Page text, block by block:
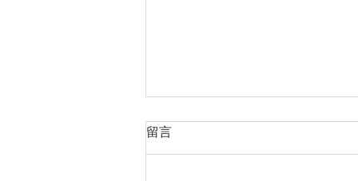
日光節約時間開始
日光節約時間從主日3月13日開
留言